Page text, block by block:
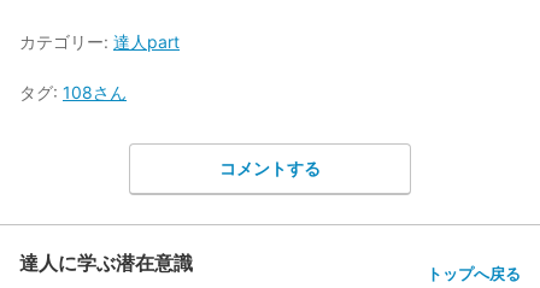
カテゴリー: 達人part
タグ: 108さん
コメントする
達人に学ぶ潜在意識 トップへ戻る